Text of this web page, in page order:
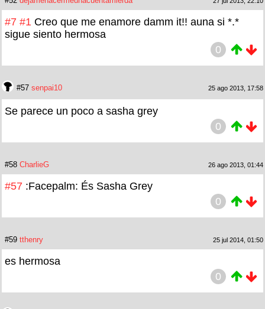
#7 #1 Creo que me enamore damm it!! auna si *.*
sigue siento hermosa
0
#57 senpai10 25 ago 2013, 17:58
Se parece un poco a sasha grey
0
#58 CharlieG 26 ago 2013, 01:44
#57 :Facepalm: És Sasha Grey
0
#59 tthenry 25 jul 2014, 01:50
es hermosa
0